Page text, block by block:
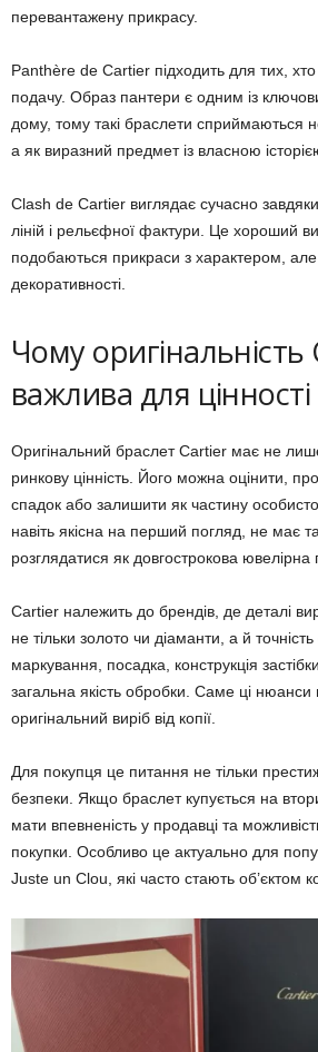
перевантажену прикрасу.
Panthère de Cartier підходить для тих,
подачу. Образ пантери є одним із
дому, тому такі браслети сприймаються
а як виразний предмет із власною
Clash de Cartier виглядає сучасно
ліній і рельєфної фактури. Це хороший
подобаються прикраси з характером, але
декоративності.
Чому
важлива для цінності
Оригінальний браслет Cartier має не
ринкову цінність. Його можна оцінити,
спадок або залишити як частину
навіть якісна на перший погляд, не має
розглядатися як довгострокова ювелірна
Cartier належить до брендів, де деталі
не тільки золото чи діаманти, а й
маркування, посадка, конструкція
загальна якість обробки. Саме ці нюанси
оригінальний виріб від копії.
Для покупця це питання не тільки
безпеки. Якщо браслет купується на
мати впевненість у продавці та
покупки. Особливо це актуально для
Juste un Clou, які часто стають об’єктом